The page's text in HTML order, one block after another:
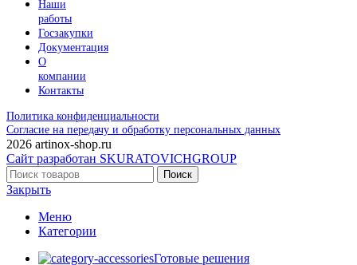
Наши
работы
Госзакупки
Документация
О
компании
Контакты
Политика конфиденциальности
Согласие на передачу и обработку персональных данных
2026 artinox-shop.ru
Сайт разработан SKURATOVICHGROUP
Поиск
Закрыть
Меню
Категории
Готовые решения